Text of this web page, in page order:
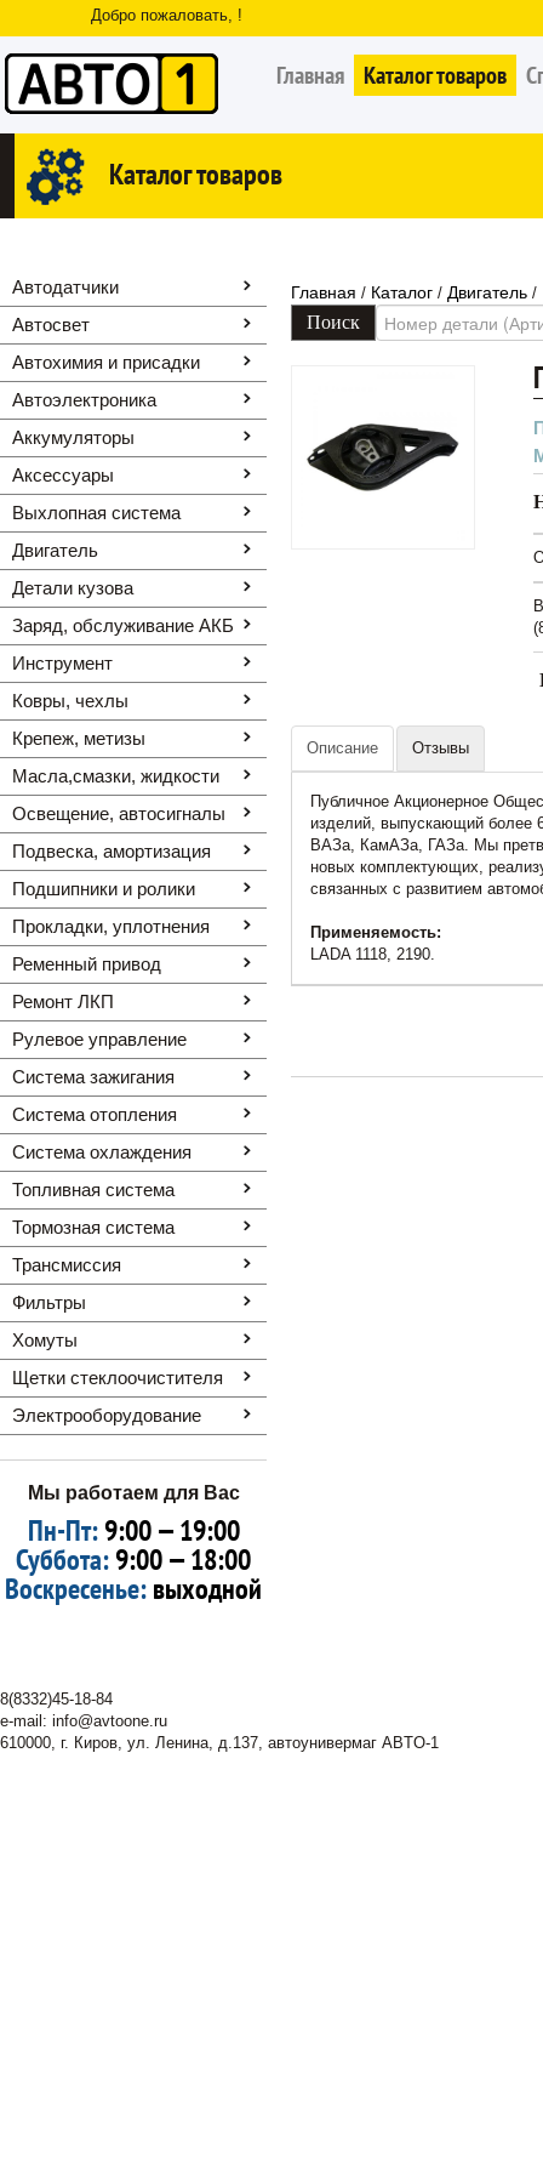
Добро пожаловать, !
Главная Каталог товаров
Каталог товаров
Автодатчики
Автосвет
Автохимия и присадки
Автоэлектроника
Аккумуляторы
Аксессуары
Выхлопная система
Двигатель
Детали кузова
Заряд, обслуживание АКБ
Инструмент
Ковры, чехлы
Крепеж, метизы
Масла,смазки, жидкости
Освещение, автоcигналы
Подвеска, амортизация
Подшипники и ролики
Прокладки, уплотнения
Ременный привод
Ремонт ЛКП
Рулевое управление
Система зажигания
Система отопления
Система охлаждения
Топливная система
Тормозная система
Трансмиссия
Фильтры
Хомуты
Щетки стеклоочистителя
Электрооборудование
Мы работаем для Вас
Пн-Пт:9:00 — 19:00
Суббота:9:00 — 18:00
Воскресенье:выходной
Главная / Каталог / Двигатель /
Описание Отзывы
Публичное Акционерное
изделий, выпускающий более
ВАЗа, КамАЗа, ГАЗа. Мы
новых комплектующих,
связанных с развитием
Применяемость:
LADA 1118, 2190.
8(8332)45-18-84
e-mail: info@avtoone.ru
610000, г. Киров, ул. Ленина, д.137, автоунивермаг ABTO-1